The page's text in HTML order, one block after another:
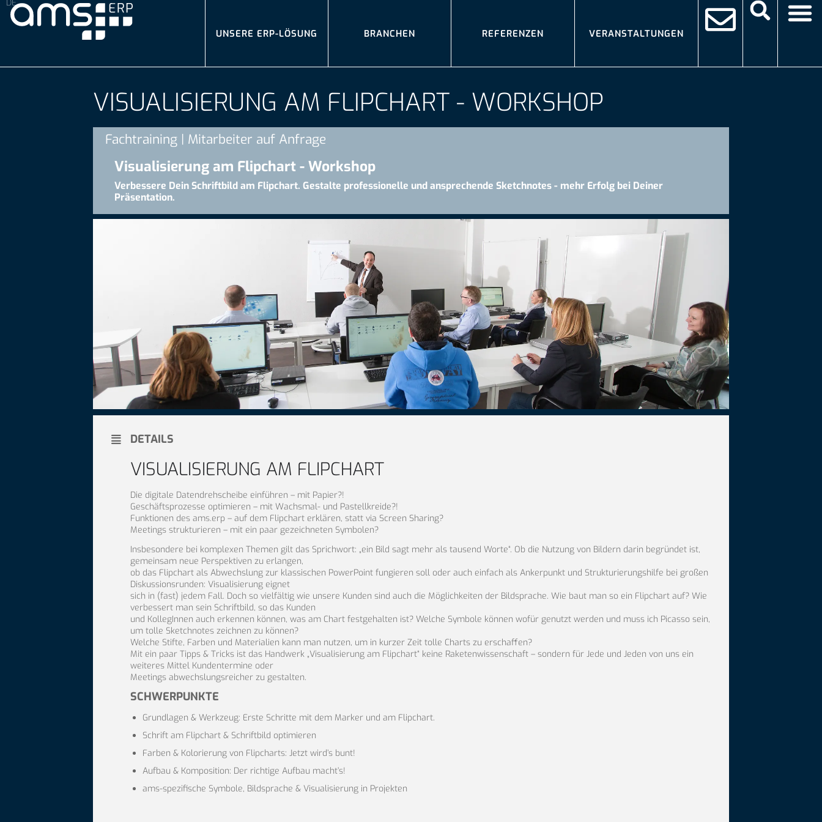
UNSERE ERP-LÖSUNG BRANCHEN REFERENZEN VERANSTALTUNGEN
VISUALISIERUNG AM FLIPCHART - WORKSHOP
Fachtraining | Mitarbeiter auf Anfrage
Visualisierung am Flipchart - Workshop
Verbessere Dein Schriftbild am Flipchart. Gestalte professionelle und ansprechende Sketchnotes - mehr Erfolg bei Deiner
Präsentation.
DETAILS
VISUALISIERUNG AM FLIPCHART
Die digitale Datendrehscheibe einführen – mit Papier?!
Geschäftsprozesse optimieren – mit Wachsmal- und Pastellkreide?!
Funktionen des ams.erp – auf dem Flipchart erklären, statt via Screen Sharing?
Meetings strukturieren – mit ein paar gezeichneten Symbolen?
Insbesondere bei komplexen Themen gilt das Sprichwort: „ein Bild sagt mehr als tausend Worte“. Ob die Nutzung von Bildern darin begründet ist,
gemeinsam neue Perspektiven zu erlangen,
ob das Flipchart als Abwechslung zur klassischen PowerPoint fungieren soll oder auch einfach als Ankerpunkt und Strukturierungshilfe bei großen
Diskussionsrunden: Visualisierung eignet
sich in (fast) jedem Fall. Doch so vielfältig wie unsere Kunden sind auch die Möglichkeiten der Bildsprache. Wie baut man so ein Flipchart auf? Wie
verbessert man sein Schriftbild, so das Kunden
und KollegInnen auch erkennen können, was am Chart festgehalten ist? Welche Symbole können wofür genutzt werden und muss ich Picasso sein,
um tolle Sketchnotes zeichnen zu können?
Welche Stifte, Farben und Materialien kann man nutzen, um in kurzer Zeit tolle Charts zu erschaffen?
Mit ein paar Tipps & Tricks ist das Handwerk „Visualisierung am Flipchart“ keine Raketenwissenschaft – sondern für Jede und Jeden von uns ein
weiteres Mittel Kundentermine oder
Meetings abwechslungsreicher zu gestalten.
SCHWERPUNKTE
Grundlagen & Werkzeug: Erste Schritte mit dem Marker und am Flipchart.
Schrift am Flipchart & Schriftbild optimieren
Farben & Kolorierung von Flipcharts: Jetzt wird’s bunt!
Aufbau & Komposition: Der richtige Aufbau macht’s!
ams-spezifische Symbole, Bildsprache & Visualisierung in Projekten